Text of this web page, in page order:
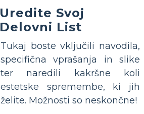
Uredite Svoj
Delovni List
Tukaj boste vključili navodila,
specifična vprašanja in slike
ter naredili kakršne koli
estetske spremembe, ki jih
želite. Možnosti so neskončne!